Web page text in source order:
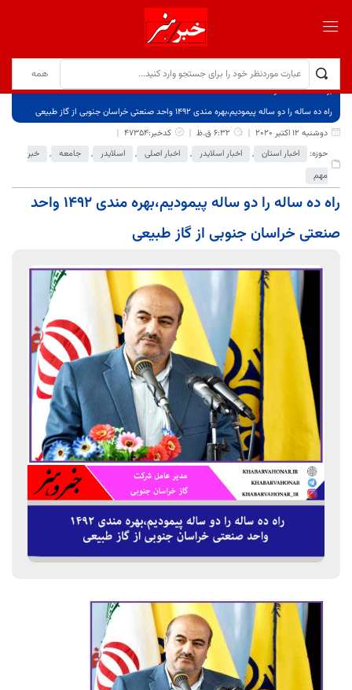
برگ نخست
نوشته‌ها
راه ده ساله را دو ساله پیمودیم،بهره مندی 1492 واحد صنعتی خراسان جنوبی از گاز طبیعی
دوشنبه 12 اکتبر 2020
6:32 ق.ظ
کدخبر:47354
حوزه:
اخبار استان , اخبار اسلایدر , اخبار اصلی , اسلایدر , جامعه ,
خبر
مهم
راه ده ساله را دو ساله پیمودیم،بهره مندی 1492 واحد
صنعتی خراسان جنوبی از گاز طبیعی